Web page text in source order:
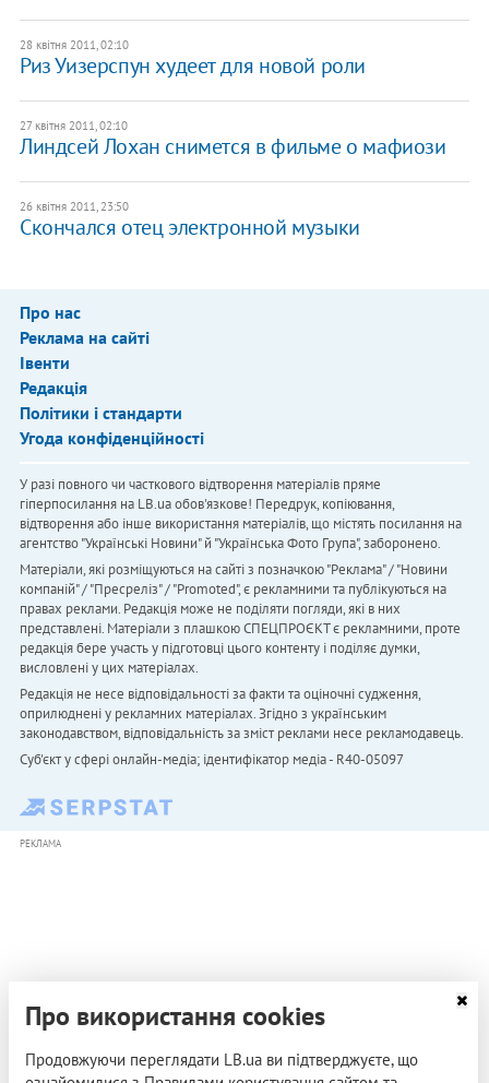
28 квітня 2011, 02:10
Риз Уизерспун худеет для новой роли
27 квітня 2011, 02:10
Линдсей Лохан снимется в фильме о мафиози
26 квітня 2011, 23:50
Скончался отец электронной музыки
Про нас
Реклама на сайті
Івенти
Редакція
Політики і стандарти
Угода конфіденційності
У разі повного чи часткового відтворення матеріалів пряме
гіперпосилання на LB.ua обов'язкове! Передрук, копіювання,
відтворення або інше використання матеріалів, що містять посилання на
агентство "Українськi Новини" й "Українська Фото Група", заборонено.
Матеріали, які розміщуються на сайті з позначкою "Реклама" / "Новини
компаній" / "Пресреліз" / "Promoted", є рекламними та публікуються на
правах реклами. Редакція може не поділяти погляди, які в них
представлені. Матеріали з плашкою СПЕЦПРОЄКТ є рекламними, проте
редакція бере участь у підготовці цього контенту і поділяє думки,
висловлені у цих матеріалах.
Редакція не несе відповідальності за факти та оціночні судження,
оприлюднені у рекламних матеріалах. Згідно з українським
законодавством, відповідальність за зміст реклами несе рекламодавець.
Cуб'єкт у сфері онлайн-медіа; ідентифікатор медіа - R40-05097
РЕКЛАМА
Про використання cookies
Продовжуючи переглядати LB.ua ви підтверджуєте, що